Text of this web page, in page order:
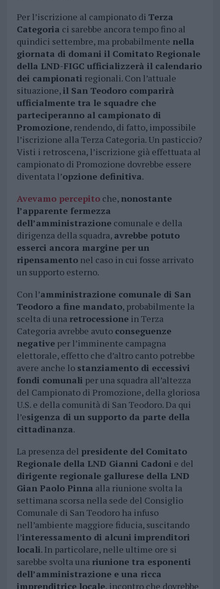
Per l’iscrizione al campionato di Terza
Categoria ci sarebbe ancora tempo fino al
quindici settembre, ma probabilmente nella
giornata di domani il Comitato Regionale
della LND-FIGC ufficializzerà il calendario
dei campionati regionali. Con l’attuale
situazione,il San Teodoro comparirà
ufficialmente tra le squadre che
parteciperanno al campionato di
Promozione, rendendo, di fatto, impossibile
l’iscrizione alla Terza Categoria. Un pasticcio?
Visti i retroscena, l’iscrizione già effettuata al
campionato di Promozione dovrebbe essere
diventata l’opzione definitiva.
Avevamo percepitoche, nonostante
l’apparente fermezza
dell’amministrazionecomunale e della
dirigenza della squadra, avrebbe potuto
esserci ancora margine per un
ripensamentonel caso in cui fosse arrivato
un supporto esterno.
Con l’amministrazione comunale di San
Teodoro a fine mandato, probabilmente la
scelta di una retrocessionein Terza
Categoria avrebbe avuto conseguenze
negativeper l’imminente campagna
elettorale, effetto che d’altro canto potrebbe
avere anche lo stanziamento di eccessivi
fondi comunali per una squadra all’altezza
del Campionato di Promozione, della gloriosa
U.S. e della comunità di San Teodoro. Da qui
l’esigenza di un supporto da parte della
cittadinanza.
La presenza del presidente del Comitato
Regionale della LND Gianni Cadoni e del
dirigente regionale gallurese della LND
Gian Paolo Pinna alla riunione svolta la
settimana scorsa nella sede del Consiglio
Comunale di San Teodoro ha infuso
nell’ambiente maggiore fiducia, suscitando
l’interessamento di alcuni imprenditori
locali. In particolare, nelle ultime ore si
sarebbe svolta una riunione tra esponenti
dell’amministrazione e una ricca
imprenditrice locale, incontro che dovrebbe